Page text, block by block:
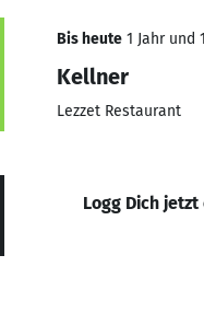
Bis heute 1 Jahr und
Kellner
Lezzet Restaurant
Logg Dich